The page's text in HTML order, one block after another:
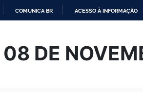
O
CONTEÚDO
COMUNICA BR ACESSO À INFORMAÇÃO
08 DE